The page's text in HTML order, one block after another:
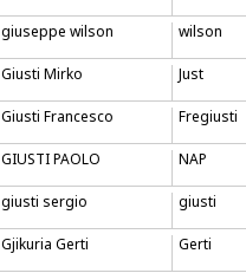
giuseppe wilson wilson
Giusti Mirko Just
Giusti Francesco Fregiusti
GIUSTI PAOLO NAP
giusti sergio giusti
Gjikuria Gerti Gerti